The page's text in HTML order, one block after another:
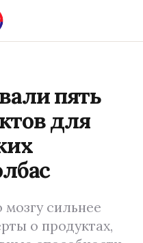
пять
для
сильнее
о продуктах,